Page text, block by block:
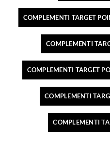
COMPLEMENTI TARGET
COMPLEMENTI
COMPLEMENTI TARGET
COMPLEMENTI
COMPLEMENTI